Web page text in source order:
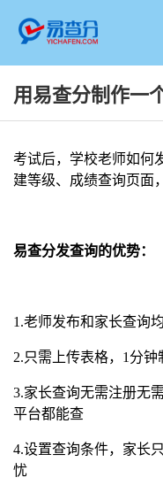
用易查分制作一
考试后，学校老师如何
建等级、成绩查询页面
易查分发查询的优势：
1.老师发布和家长查询
2.只需上传表格，1分
3.家长查询无需注册无
平台都能查
4.设置查询条件，家长
忧